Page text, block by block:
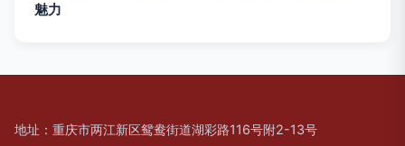
魅力
地址：重庆市两江新区鸳鸯街道湖彩路116号附2-13号